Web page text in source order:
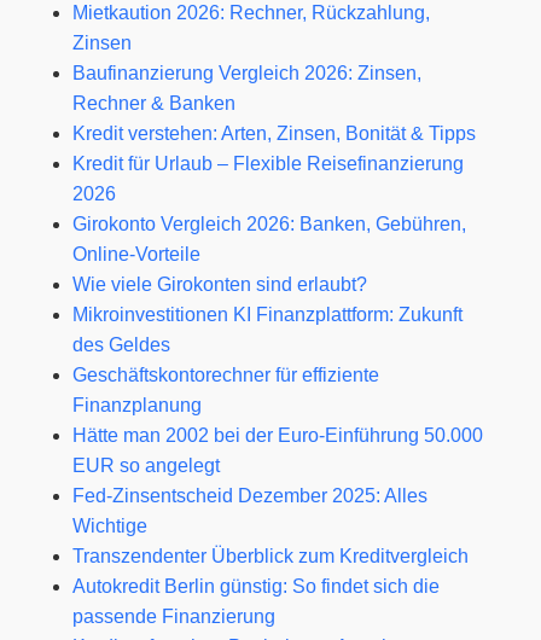
Mietkaution 2026: Rechner, Rückzahlung,
Zinsen
Baufinanzierung Vergleich 2026: Zinsen,
Rechner & Banken
Kredit verstehen: Arten, Zinsen, Bonität & Tipps
Kredit für Urlaub – Flexible Reisefinanzierung
2026
Girokonto Vergleich 2026: Banken, Gebühren,
Online-Vorteile
Wie viele Girokonten sind erlaubt?
Mikroinvestitionen KI Finanzplattform: Zukunft
des Geldes
Geschäftskontorechner für effiziente
Finanzplanung
Hätte man 2002 bei der Euro-Einführung 50.000
EUR so angelegt
Fed‑Zinsentscheid Dezember 2025: Alles
Wichtige
Transzendenter Überblick zum Kreditvergleich
Autokredit Berlin günstig: So findet sich die
passende Finanzierung